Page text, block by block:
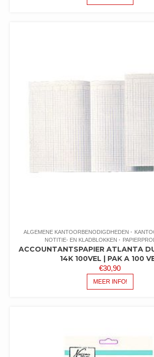
ALGEMENE KANTOORBENODIGDHEDEN
NOTITIE- EN KLADBLOKKEN
ACCOUNTANTSPAPIER ATLANTA
14K 100VEL | PAK A 100
€30,90
MEER INFO!